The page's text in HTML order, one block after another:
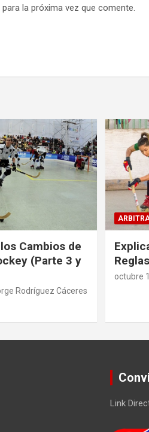
la próxima vez que comente.
Cambios de
(Parte 3 y
Rodríguez Cáceres
octubre
Link